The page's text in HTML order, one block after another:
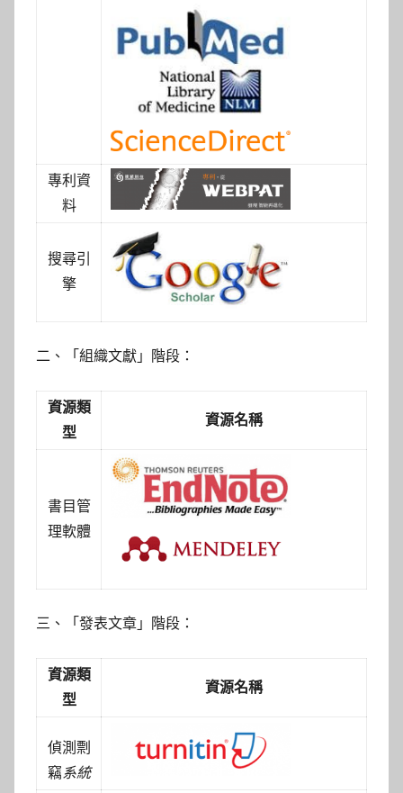
專利資
料
搜尋引
擎
二、「組織文獻」階段：
資源類
型
資源名稱
書目管
理軟體
三、「發表文章」階段：
資源類
型
資源名稱
偵測剽
竊 系統